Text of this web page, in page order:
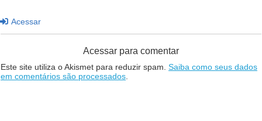
Acessar
Acessar para comentar
Este site utiliza o Akismet para reduzir spam. Saiba como seus dados
em comentários são processados